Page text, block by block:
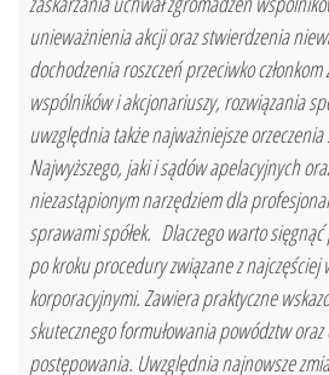
unieważnienia akcji oraz stwierdzenia
dochodzenia roszczeń przeciwko członkom
wspólników i akcjonariuszy, rozwiązania
uwzględnia także najważniejsze
Najwyższego, jaki i sądów apelacyjnych
niezastąpionym narzędziem dla
sprawami spółek. Dlaczego warto sięgnąć
po kroku procedury związane z
korporacyjnymi. Zawiera praktyczne
skutecznego formułowania powództw
postępowania. Uwzględnia najnowsze